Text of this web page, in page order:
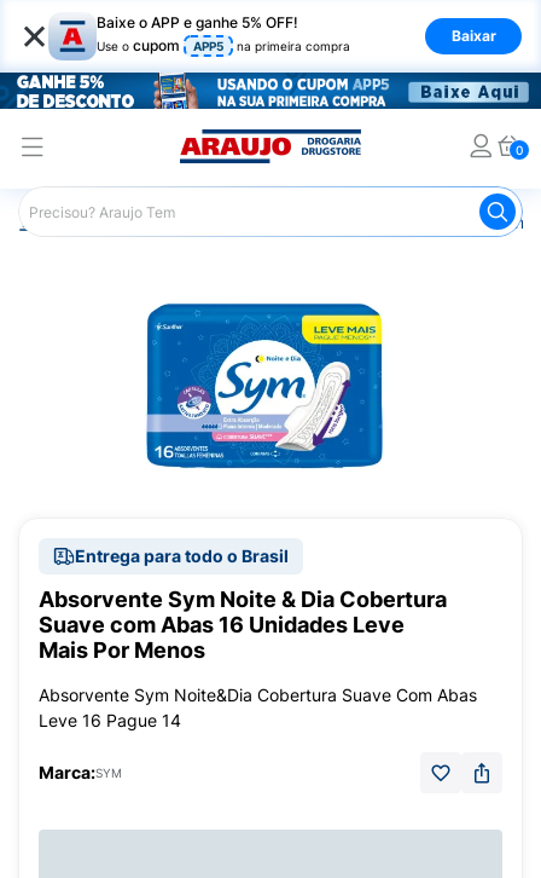
× Baixe o APP e ganhe 5% OFF!
Use o cupom APP5 na primeira compra
Baixar
0
Araujo Higiene Pessoal Absorvente
Entrega para todo o Brasil
Absorvente Sym Noite & Dia Cobertura
Suave com Abas 16 Unidades Leve
Mais Por Menos
Absorvente Sym Noite&Dia Cobertura Suave Com Abas
Leve 16 Pague 14
Marca:SYM